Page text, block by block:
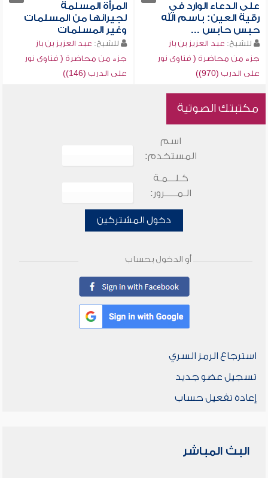
على الدعاء الوارد في
رقية العين: باسم الله
حبس حابس ...
للشيخ: عبد العزيز بن باز
جزء من محاضرة ( فتاوى نور
على الدرب (970))
المرأة المسلمة
لجيرانها من المسلمات
وغير المسلمات
للشيخ: عبد العزيز بن باز
جزء من محاضرة ( فتاوى نور
على الدرب (146))
مكتبتك الصوتية
اسم
المستخدم:
كـلـــمـة
الـمـــــرور:
دخول المشتركين
أو الدخول بحساب
استرجاع الرمز السري
تسجيل عضو جديد
إعادة تفعيل حساب
البث المباشر